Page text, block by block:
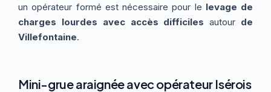
un opérateur formé est nécessaire pour le levage de
charges lourdes avec accès difficilesautour de
Villefontaine.
Mini-grue araignée avec opérateur Isérois